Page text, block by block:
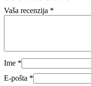
Vaša recenzija *
Ime *
E-pošta *